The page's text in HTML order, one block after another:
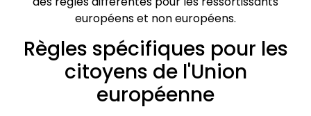
européens et non européens.
Règles spécifiques pour les
citoyens de l'Union
européenne